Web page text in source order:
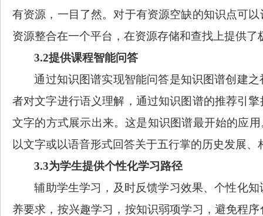
有资源，一目了然。对于有资源空缺的知识点可
资源整合在一个平台，在资源存储和查找上提供了
3.2提供课程智能问答
通过知识图谱实现智能问答是知识图谱创建
者对文字进行语义理解，通过知识图谱的推荐引
文字的方式展示出来。这是知识图谱最开始的应
以文字或以语音形式回答关于五行掌的历史发展
3.3为学生提供个性化学习路径
辅助学生学习， 及时反馈学习效果、个性化
养要求，按兴趣学习，按知识弱项学习，避免程